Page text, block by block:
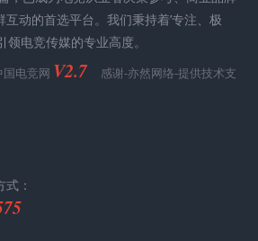
动的首选平台。我们秉持着’专注、极
领电竞传媒的专业高度。
电竞网 V2.7 感谢-亦然网络-提供技术支
：